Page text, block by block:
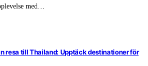
med…
resa till Thailand: Upptäck destinationer för